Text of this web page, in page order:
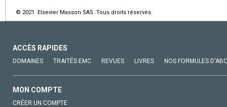
© 2021 Elsevier Masson SAS. Tous droits réservés.
ACCÈS RAPIDES
DOMAINES TRAITÉS EMC REVUES LIVRES NOS FORMULES
MON COMPTE
CRÉER UN COMPTE